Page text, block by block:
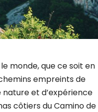
monde, que ce soit en
empreints de
et d’expérience
côtiers du Camino de